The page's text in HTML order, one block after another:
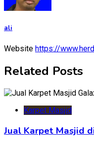
ali
Website https://
Related Posts
Karpet Masjid
Jual Karpet Masjid